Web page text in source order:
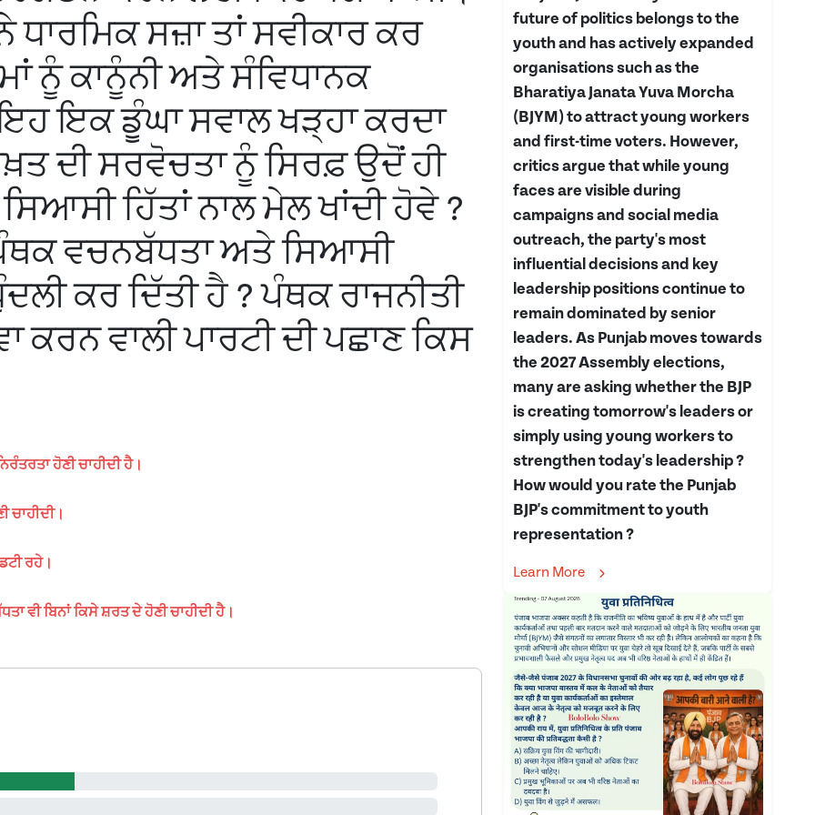
ਧਾਰਮਿਕ ਸਜ਼ਾ ਤਾਂ ਸਵੀਕਾਰ ਕਰ
ਨੂੰ ਕਾਨੂੰਨੀ ਅਤੇ ਸੰਵਿਧਾਨਕ
ਇਕ ਡੂੰਘਾ ਸਵਾਲ ਖੜ੍ਹਾ ਕਰਦਾ
ਦੀ ਸਰਵੋਚਤਾ ਨੂੰ ਸਿਰਫ਼ ਉਦੋਂ ਹੀ
ਹਿੱਤਾਂ ਨਾਲ ਮੇਲ ਖਾਂਦੀ ਹੋਵੇ ?
ਵਚਨਬੱਧਤਾ ਅਤੇ ਸਿਆਸੀ
ਕਰ ਦਿੱਤੀ ਹੈ ? ਪੰਥਕ ਰਾਜਨੀਤੀ
ਵਾਲੀ ਪਾਰਟੀ ਦੀ ਪਛਾਣ ਕਿਸ
ਹੋਣੀ ਚਾਹੀਦੀ ਹੈ।
ਚਾਹੀਦੀ।
ਰਹੇ।
ਵੀ ਬਿਨਾਂ ਕਿਸੇ ਸ਼ਰਤ ਦੇ ਹੋਣੀ ਚਾਹੀਦੀ ਹੈ।
future of politics belongs to the
youth and has actively expanded
organisations such as the
Bharatiya Janata Yuva Morcha
(BJYM) to attract young workers
and first-time voters. However,
critics argue that while young
faces are visible during
campaigns and social media
outreach, the party's most
influential decisions and key
leadership positions continue to
remain dominated by senior
leaders. As Punjab moves towards
the 2027 Assembly elections,
many are asking whether the BJP
is creating tomorrow's leaders or
simply using young workers to
strengthen today's leadership ?
How would you rate the Punjab
BJP's commitment to youth
representation ?
Learn More